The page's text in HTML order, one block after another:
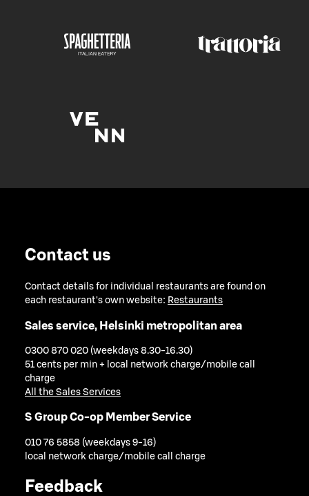
Contact us
Contact details for individual restaurants are found on
each restaurant's own website: Restaurants
Sales service, Helsinki metropolitan area
0300 870 020 (weekdays 8.30-16.30)
51 cents per min + local network charge/mobile call
charge
All the Sales Services
S Group Co-op Member Service
010 76 5858 (weekdays 9-16)
local network charge/mobile call charge
Feedback